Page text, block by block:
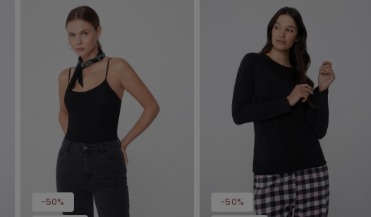
-50%
-50%